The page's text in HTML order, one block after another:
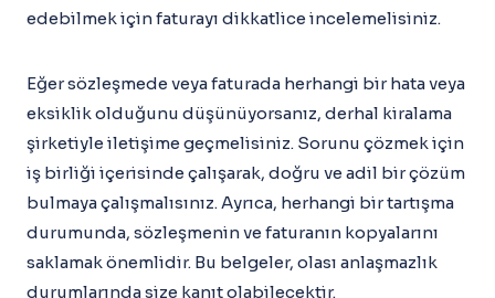
edebilmek için faturayı dikkatlice incelemelisiniz.
Eğer sözleşmede veya faturada herhangi bir hata veya
eksiklik olduğunu düşünüyorsanız, derhal kiralama
şirketiyle iletişime geçmelisiniz. Sorunu çözmek için
iş birliği içerisinde çalışarak, doğru ve adil bir çözüm
bulmaya çalışmalısınız. Ayrıca, herhangi bir tartışma
durumunda, sözleşmenin ve faturanın kopyalarını
saklamak önemlidir. Bu belgeler, olası anlaşmazlık
durumlarında size kanıt olabilecektir.